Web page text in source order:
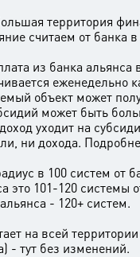
территория
считаем от банка
из банка альянса
еженедельно
объект может
может быть
уходит на
ни дохода.
в 100 систем от
это 101-120 системы
альянса - 120+ систем.
на всей
- тут без изменений.